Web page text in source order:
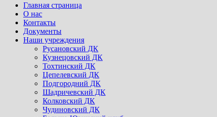
Главная страница
О нас
Контакты
Документы
Наши учреждения
Русановский ДК
Кузнецовский ДК
Тохтинский ДК
Цепелевский ДК
Подгородний ДК
Шадричевский ДК
Колковский ДК
Чудиновский ДК